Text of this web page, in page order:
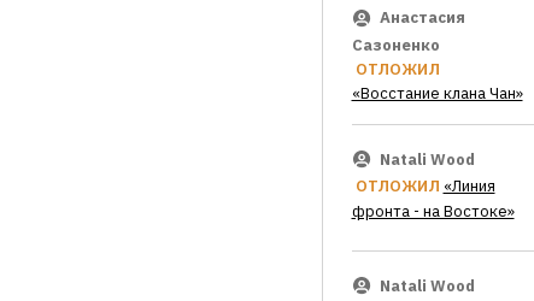
Анастасия
Сазоненко
ОТЛОЖИЛ
«Восстание клана Чан»
Natali Wood
ОТЛОЖИЛ «Линия
фронта - на Востоке»
Natali Wood